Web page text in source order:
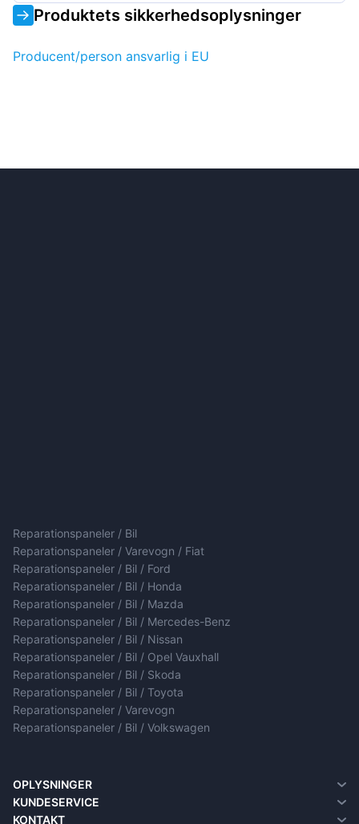
Produktets sikkerhedsoplysninger
Producent/person ansvarlig i EU
Reparationspaneler / Bil
Reparationspaneler / Varevogn / Fiat
Reparationspaneler / Bil / Ford
Reparationspaneler / Bil / Honda
Reparationspaneler / Bil / Mazda
Reparationspaneler / Bil / Mercedes-Benz
Reparationspaneler / Bil / Nissan
Reparationspaneler / Bil / Opel Vauxhall
Reparationspaneler / Bil / Skoda
Reparationspaneler / Bil / Toyota
Reparationspaneler / Varevogn
Reparationspaneler / Bil / Volkswagen
OPLYSNINGER
Om Os
Om levering
KUNDESERVICE
Kontakt
KONTAKT